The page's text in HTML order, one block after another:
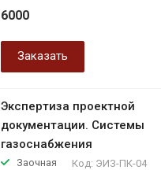
6000
Заказать
Экспертиза проектной
документации. Системы
газоснабжения
Заочная Код: ЭИЗ-ПК-04